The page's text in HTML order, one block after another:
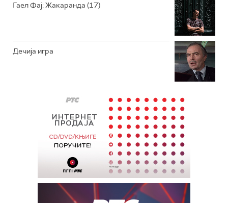
Гаел Фај: Жакаранда (17)
Дечија игра